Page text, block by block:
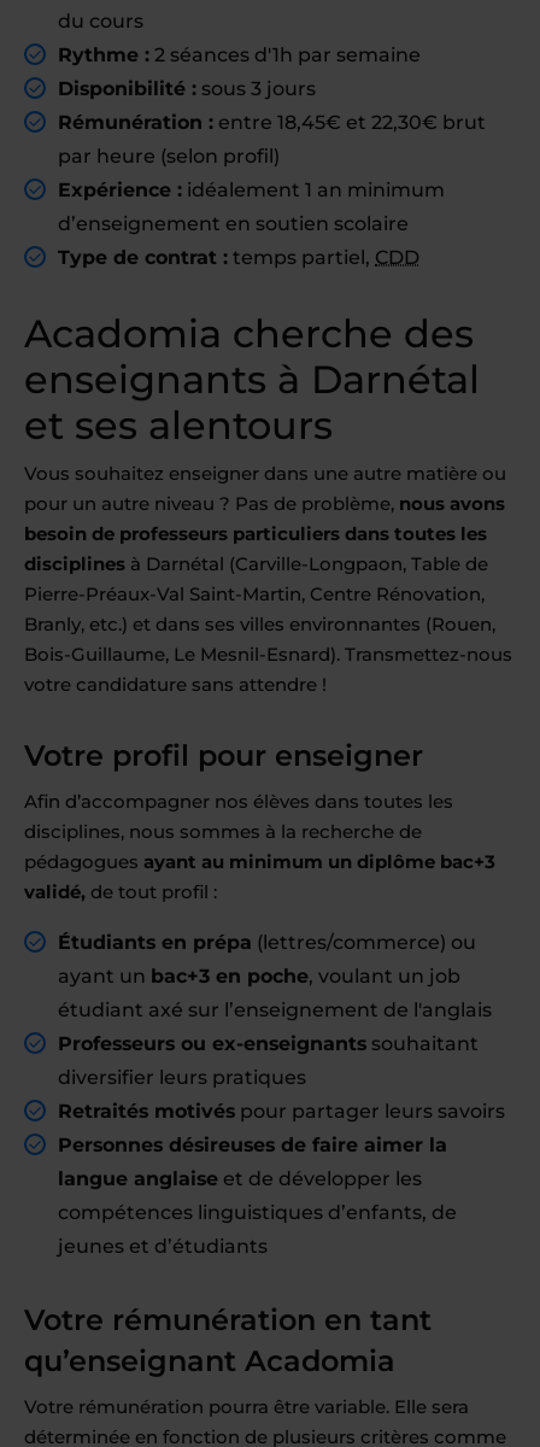
du cours
Rythme : 2 séances d'1h par semaine
Disponibilité : sous 3 jours
Rémunération : entre 18,45€ et 22,30€ brut
par heure (selon profil)
Expérience : idéalement 1 an minimum
d’enseignement en soutien scolaire
Type de contrat : temps partiel, CDD
Acadomia cherche des
enseignants à Darnétal
et ses alentours
Vous souhaitez enseigner dans une autre matière ou
pour un autre niveau ? Pas de problème, nous avons
besoin de professeurs particuliers dans toutes les
disciplines à Darnétal (Carville-Longpaon, Table de
Pierre-Préaux-Val Saint-Martin, Centre Rénovation,
Branly, etc.) et dans ses villes environnantes (Rouen,
Bois-Guillaume, Le Mesnil-Esnard). Transmettez-nous
votre candidature sans attendre !
Votre profil pour enseigner
Afin d’accompagner nos élèves dans toutes les
disciplines, nous sommes à la recherche de
pédagogues ayant au minimum un diplôme bac+3
validé, de tout profil :
Étudiants en prépa (lettres/commerce) ou
ayant un bac+3 en poche, voulant un job
étudiant axé sur l’enseignement de l'anglais
Professeurs ou ex-enseignants souhaitant
diversifier leurs pratiques
Retraités motivés pour partager leurs savoirs
Personnes désireuses de faire aimer la
langue anglaise et de développer les
compétences linguistiques d’enfants, de
jeunes et d’étudiants
Votre rémunération en tant
qu’enseignant Acadomia
Votre rémunération pourra être variable. Elle sera
déterminée en fonction de plusieurs critères comme